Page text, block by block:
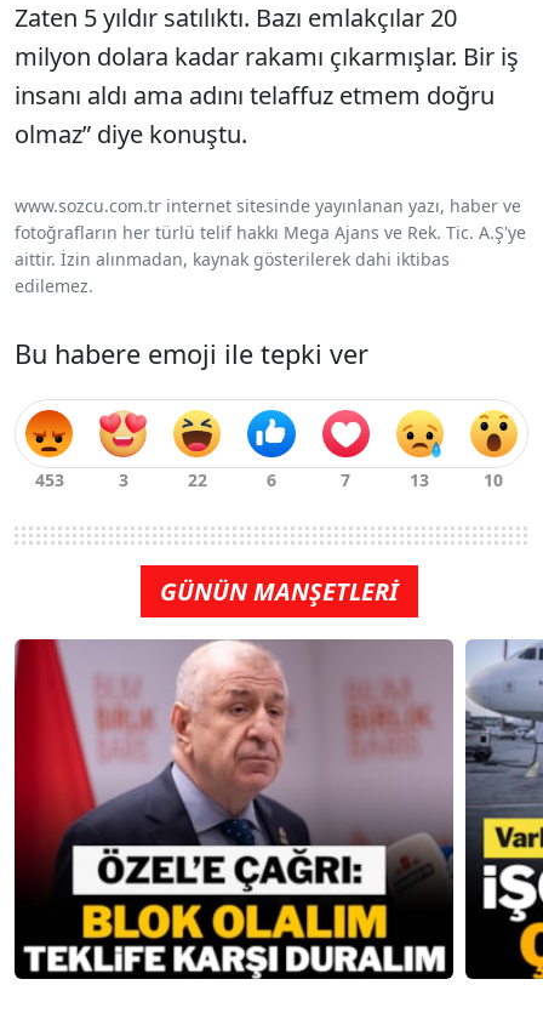
Zaten 5 yıldır satılıktı. Bazı emlakçılar 20
milyon dolara kadar rakamı çıkarmışlar. Bir iş
insanı aldı ama adını telaffuz etmem doğru
olmaz” diye konuştu.
www.sozcu.com.tr internet sitesinde yayınlanan yazı, haber ve
fotoğrafların her türlü telif hakkı Mega Ajans ve Rek. Tic. A.Ş'ye
aittir. İzin alınmadan, kaynak gösterilerek dahi iktibas
edilemez.
Bu habere emoji ile tepki ver
GÜNÜN MANŞETLERİ